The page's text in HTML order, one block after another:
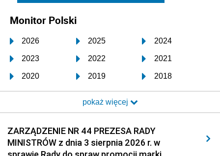
Monitor Polski
2026 2025 2024
2023 2022 2021
2020 2019 2018
2017 2016 2015
2014 2013 2012
2011 2010 2009
2008 2007 2006
pokaż więcej
ZARZĄDZENIE NR 44 PREZESA RADY
MINISTRÓW z dnia 3 sierpnia 2026 r. w